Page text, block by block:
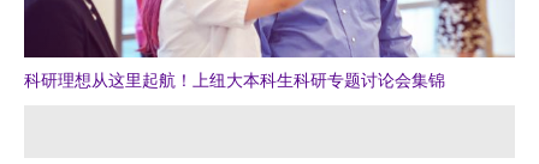
科研理想从这里起航！上纽大本科生科研专题讨论会集锦